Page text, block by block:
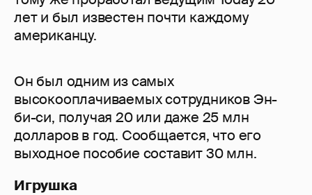
лет и был известен почти каждому
американцу.
Он был одним из самых
высокооплачиваемых сотрудников Эн-
би-си, получая 20 или даже 25 млн
долларов в год. Сообщается, что его
выходное пособие составит 30 млн.
Игрушка